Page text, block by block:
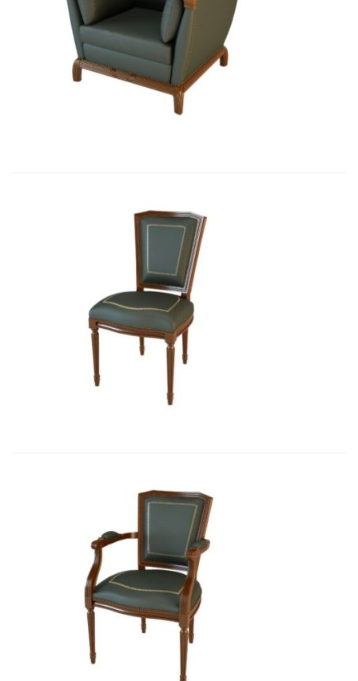
01006 Кресло Бордон...
9 434,46
Art&Moble 01004 Стул неподвижны...
2 850,33
Art&Moble 01003 Кресло неподвиж...
3 411,87